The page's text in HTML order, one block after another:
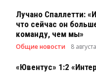
Лучано Спаллетти:
что сейчас он
команду, чем мы»
Общие новости 8
«Ювентус» 1:2